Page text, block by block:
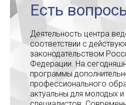
Есть
Деятельность центра
соответствии с
законодательством
Федерации. На
программы
профессионального
актуальны для молодых